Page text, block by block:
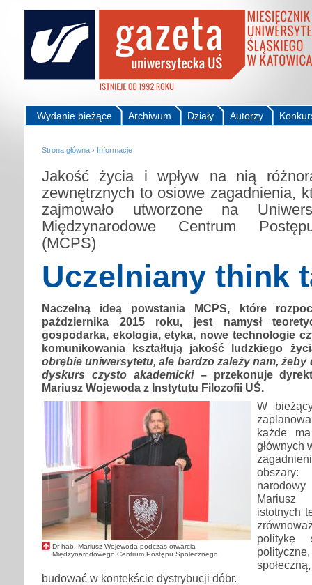
Autorzy
Działy
Archiwum
Wydanie bieżące
Strona główna › Informacje
Jakość życia i wpływ na nią
zewnętrznych to osiowe zagadnienia,
zajmowało utworzone na
Międzynarodowe Centrum
(MCPS)
Uczelniany think
Naczelną ideą powstania MCPS, które
października 2015 roku, jest namysł
gospodarka, ekologia, etyka, nowe technologie
komunikowania kształtują jakość ludzkiego
obrębie uniwersytetu, ale bardzo zależy nam, żeby
dyskurs czysto akademicki – przekonuje
Mariusz Wojewoda z Instytutu Filozofii UŚ.
Dr hab. Mariusz Wojewoda podczas otwarcia
Międzynarodowego Centrum Postępu Społecznego
W
każde
głównych
obszary:
istotnych
politykę
budować w kontekście dystrybucji dóbr.